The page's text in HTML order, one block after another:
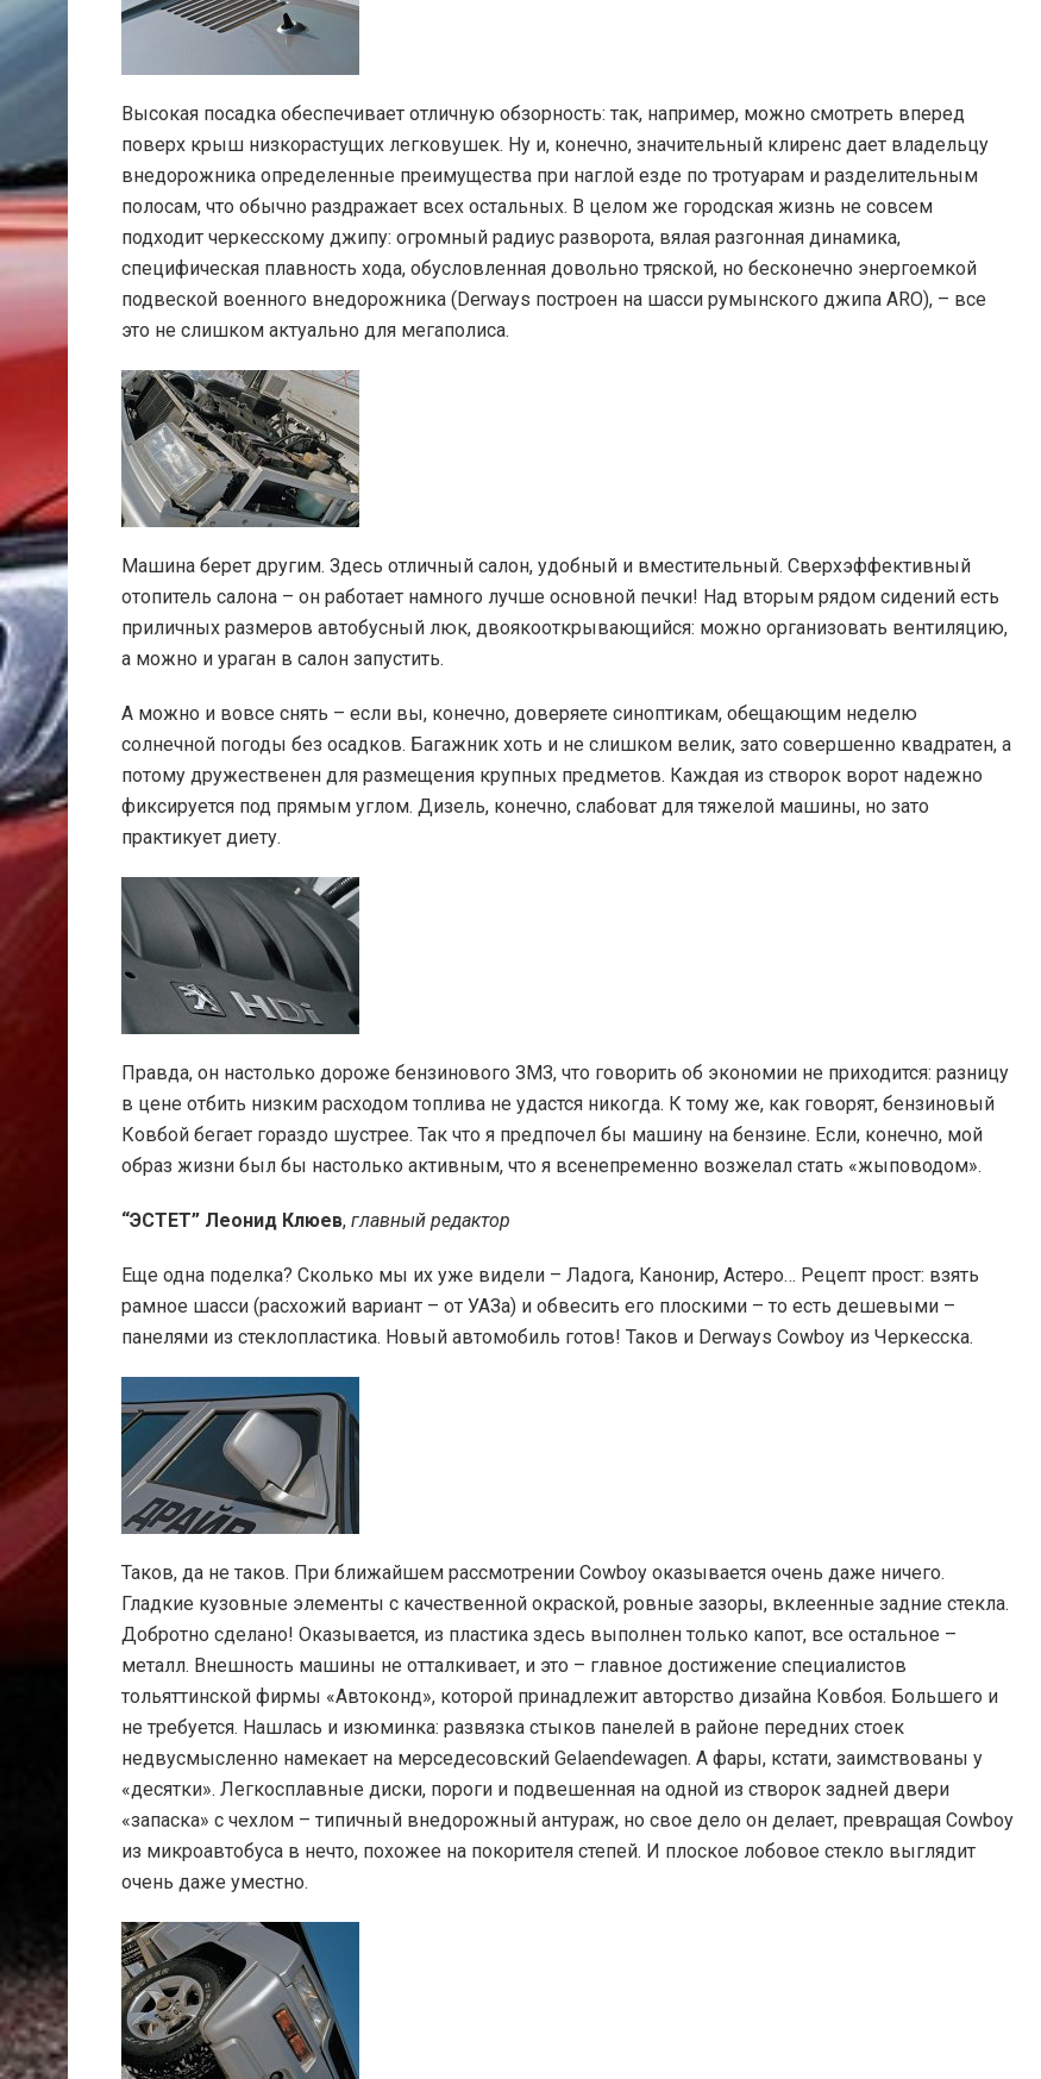
Высокая посадка обеспечивает отличную обзорность: так, например, можно смотреть вперед
поверх крыш низкорастущих легковушек. Ну и, конечно, значительный клиренс дает владельцу
внедорожника определенные преимущества при наглой езде по тротуарам и разделительным
полосам, что обычно раздражает всех остальных. В целом же городская жизнь не совсем
подходит черкесскому джипу: огромный радиус разворота, вялая разгонная динамика,
специфическая плавность хода, обусловленная довольно тряской, но бесконечно энергоемкой
подвеской военного внедорожника (Derways построен на шасси румынского джипа ARO), – все
это не слишком актуально для мегаполиса.
Машина берет другим. Здесь отличный салон, удобный и вместительный. Сверхэффективный
отопитель салона – он работает намного лучше основной печки! Над вторым рядом сидений есть
приличных размеров автобусный люк, двоякооткрывающийся: можно организовать вентиляцию,
а можно и ураган в салон запустить.
А можно и вовсе снять – если вы, конечно, доверяете синоптикам, обещающим неделю
солнечной погоды без осадков. Багажник хоть и не слишком велик, зато совершенно квадратен, а
потому дружественен для размещения крупных предметов. Каждая из створок ворот надежно
фиксируется под прямым углом. Дизель, конечно, слабоват для тяжелой машины, но зато
практикует диету.
Правда, он настолько дороже бензинового ЗМЗ, что говорить об экономии не приходится: разницу
в цене отбить низким расходом топлива не удастся никогда. К тому же, как говорят, бензиновый
Ковбой бегает гораздо шустрее. Так что я предпочел бы машину на бензине. Если, конечно, мой
образ жизни был бы настолько активным, что я всенепременно возжелал стать «жыповодом».
“ЭСТЕТ” Леонид Клюев, главный редактор
Еще одна поделка? Сколько мы их уже видели – Ладога, Канонир, Астеро… Рецепт прост: взять
рамное шасси (расхожий вариант – от УАЗа) и обвесить его плоскими – то есть дешевыми –
панелями из стеклопластика. Новый автомобиль готов! Таков и Derways Cowboy из Черкесска.
Таков, да не таков. При ближайшем рассмотрении Cowboy оказывается очень даже ничего.
Гладкие кузовные элементы с качественной окраской, ровные зазоры, вклеенные задние стекла.
Добротно сделано! Оказывается, из пластика здесь выполнен только капот, все остальное –
металл. Внешность машины не отталкивает, и это – главное достижение специалистов
тольяттинской фирмы «Автоконд», которой принадлежит авторство дизайна Ковбоя. Большего и
не требуется. Нашлась и изюминка: развязка стыков панелей в районе передних стоек
недвусмысленно намекает на мерседесовский Gelaendewagen. А фары, кстати, заимствованы у
«десятки». Легкосплавные диски, пороги и подвешенная на одной из створок задней двери
«запаска» с чехлом – типичный внедорожный антураж, но свое дело он делает, превращая Cowboy
из микроавтобуса в нечто, похожее на покорителя степей. И плоское лобовое стекло выглядит
очень даже уместно.